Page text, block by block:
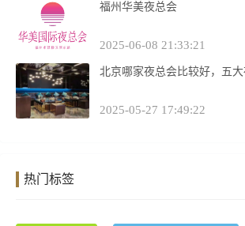
福州华美夜总会
2025-06-08 21:33:21
北京哪家夜总会比较好，五
2025-05-27 17:49:22
热门标签